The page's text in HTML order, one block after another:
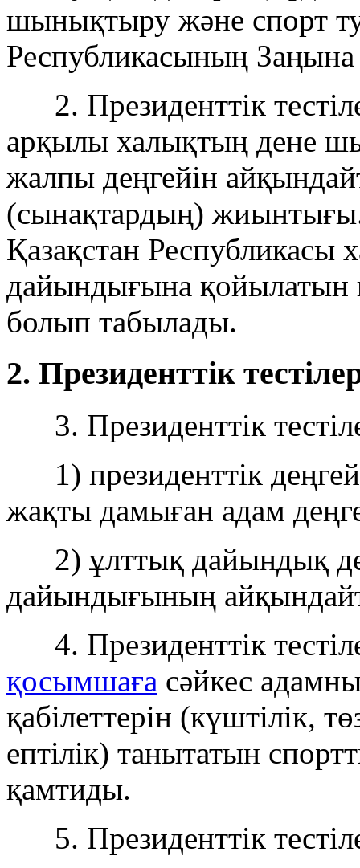
шынықтыру және спорт
Республикасының Заңына
2. Президенттік
арқылы халықтың дене
жалпы деңгейін
(сынақтардың) жиынтығы.
Қазақстан
дайындығына қойылатын
болып табылады.
2. Президенттік
3. Президенттік
1) президенттік
жақты дамыған адам
2) ұлттық дайындық
дайындығының
4. Президенттік
қосымшаға сәйкес
қабілеттерін (күштілік,
ептілік) танытатын
қамтиды.
5. Президенттік